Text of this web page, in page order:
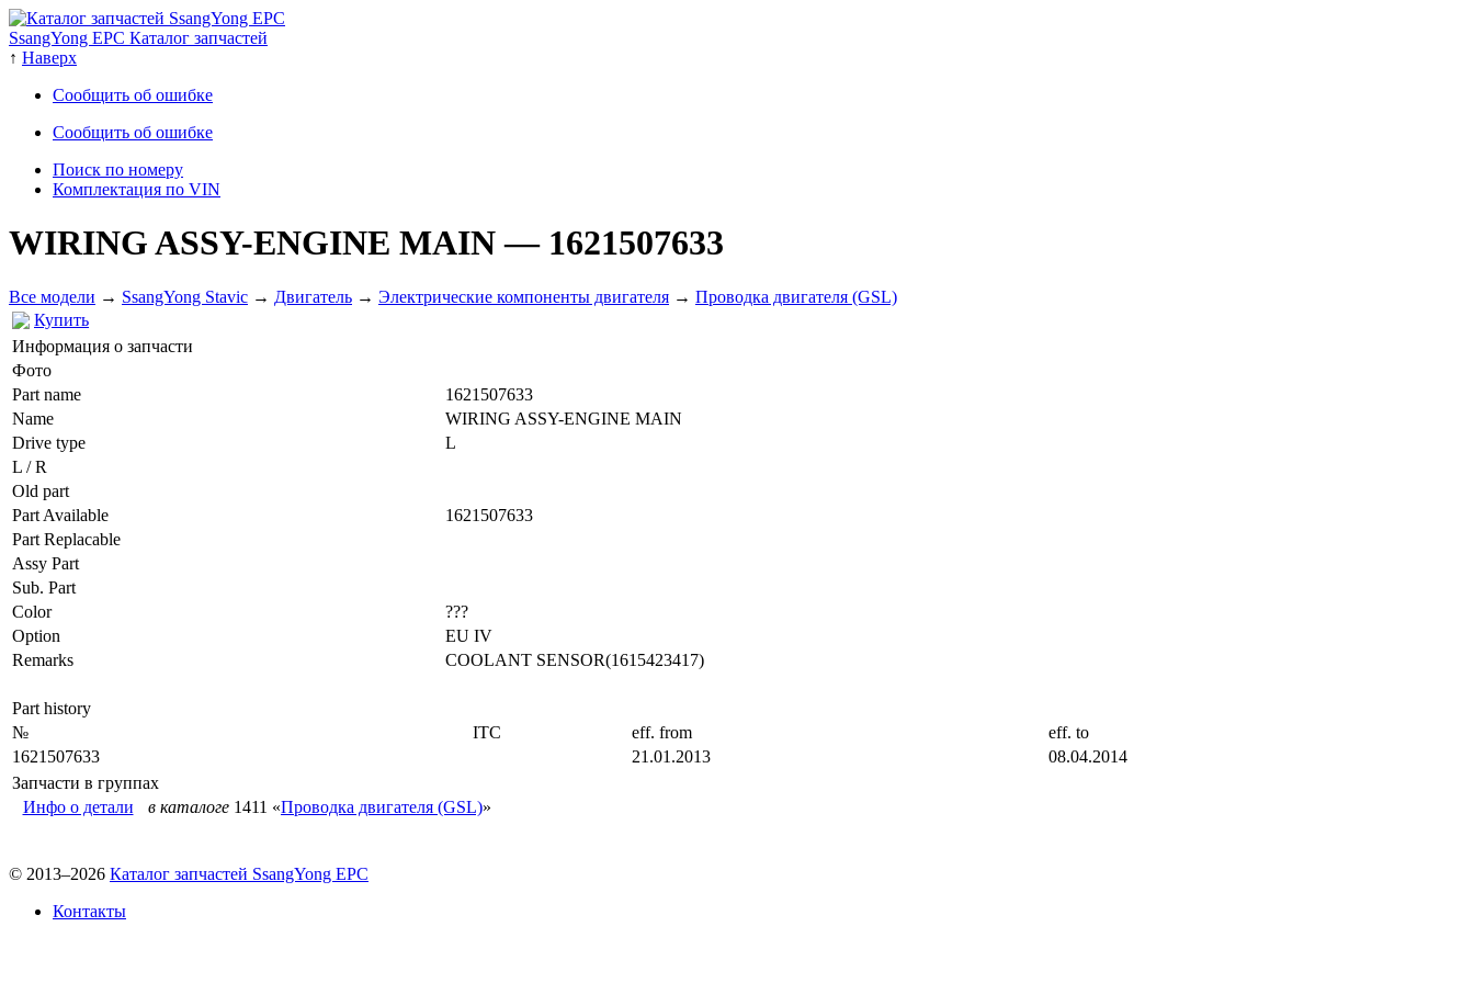
SsangYong EPC Каталог запчастей
↑ Наверх
Сообщить об ошибке
Сообщить об ошибке
Поиск по номеру
Комплектация по VIN
WIRING ASSY-ENGINE MAIN— 1621507633
Все модели → SsangYong Stavic → Двигатель → Электрические компоненты двигателя → Проводка двигателя (GSL)
Купить
Информация о запчасти
Фото
Part name
1621507633
Name
WIRING ASSY-ENGINE MAIN
Drive type
L
L / R
Old part
Part Available
1621507633
Part Replacable
Assy Part
Sub. Part
Color
???
Option
EU IV
Remarks
COOLANT SENSOR(1615423417)
Part history
№
ITC eff. from
eff. to
1621507633
21.01.2013
08.04.2014
Запчасти в группах
Инфо о детали
в каталоге 1411 «Проводка двигателя (GSL)»
© 2013–2026 Каталог запчастей SsangYong EPC
Контакты